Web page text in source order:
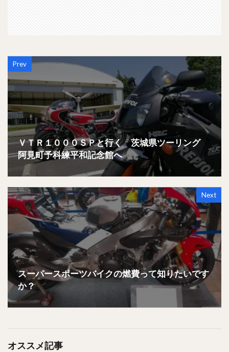
Prev
ＶＴＲ１０００ＳＰと行く 茨城県ツーリング
阿見町予科練平和記念館へ
Next
スーパースポーツバイクの燃費って知りたいです
か？
オススメ記事